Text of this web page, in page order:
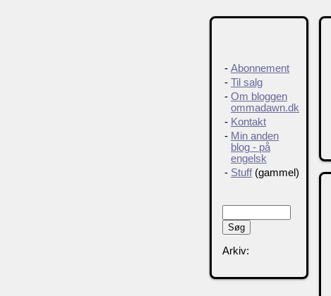
- Abonnement
- Til salg
- Om bloggen
ommadawn.dk
- Kontakt
- Min anden
blog - på
engelsk
- Stuff(gammel)
Arkiv: